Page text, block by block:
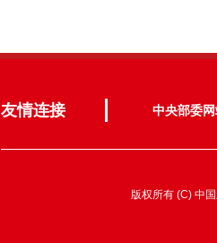
友情连接 中央部委
版权所有 (C) 中